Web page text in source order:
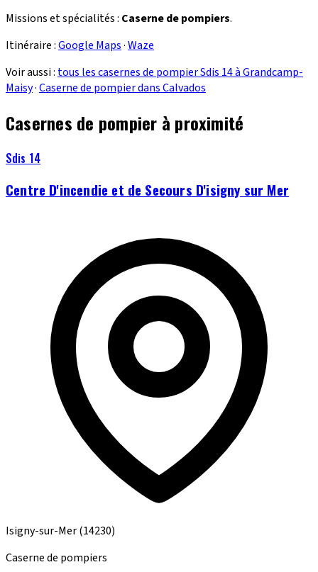
Missions et spécialités : Caserne de pompiers.
Itinéraire :Google Maps·Waze
Voir aussi : tous les casernes de pompier Sdis 14 à Grandcamp-
Maisy·Caserne de pompier dans Calvados
Casernes de pompier à proximité
Sdis 14
Centre D'incendie et de Secours D'isigny sur Mer
Isigny-sur-Mer(14230)
Caserne de pompiers